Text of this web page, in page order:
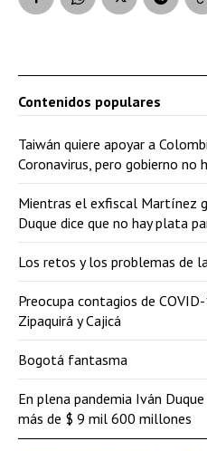
Contenidos populares
Taiwán quiere apoyar a
Coronavirus, pero gobierno no
Mientras el exfiscal Martínez
Duque dice que no hay plata
Los retos y los problemas de
Preocupa contagios de
Zipaquirá y Cajicá
Bogotá fantasma
En plena pandemia Iván
más de $ 9 mil 600 millones